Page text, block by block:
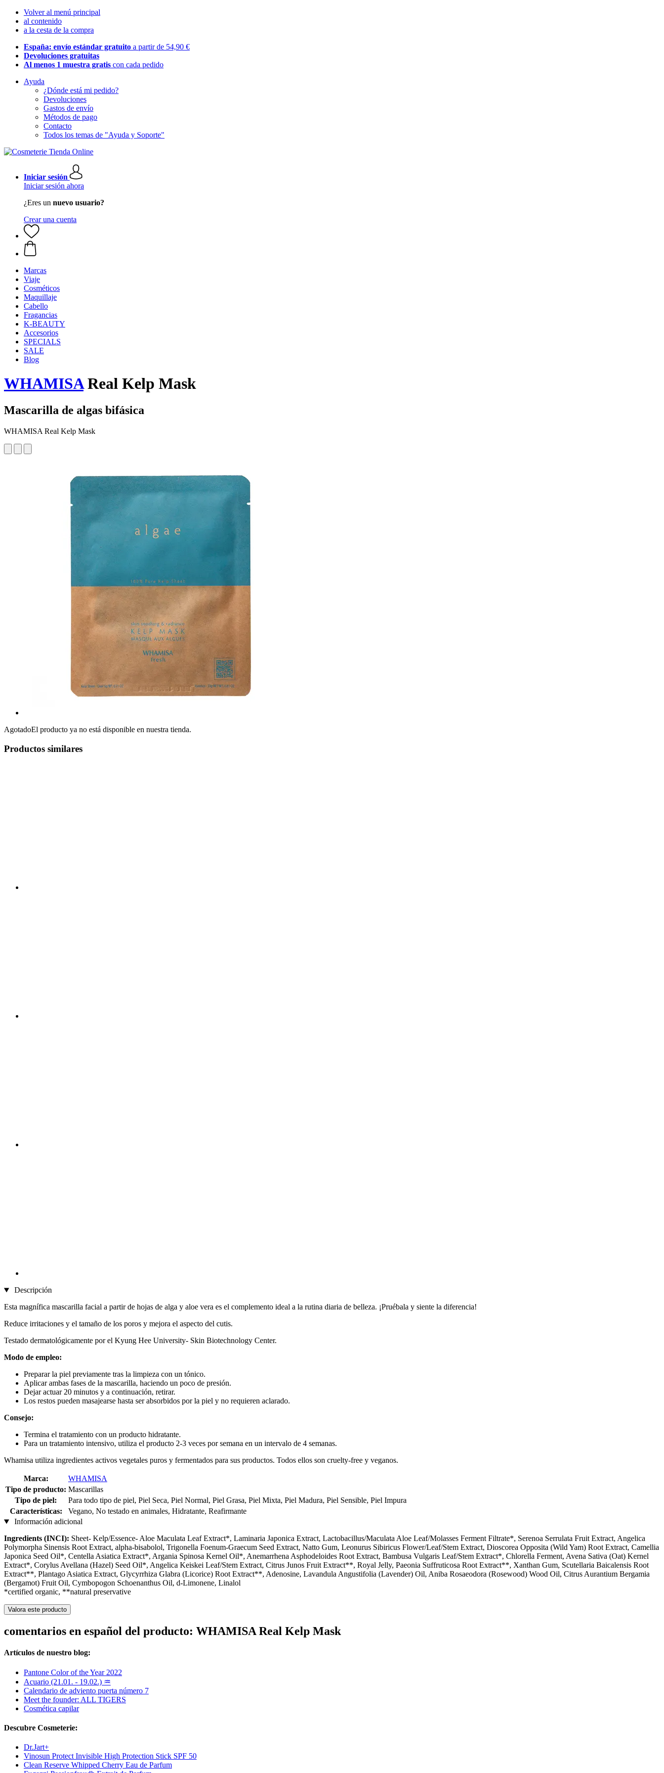
Volver al menú principal
al contenido
a la cesta de la compra
España: envío estándar gratuito a partir de 54,90 €
Devoluciones gratuitas
Al menos 1 muestra gratis con cada pedido
Ayuda
¿Dónde está mi pedido?
Devoluciones
Gastos de envío
Métodos de pago
Contacto
Todos los temas de "Ayuda y Soporte"
Iniciar sesión
Iniciar sesión ahora
¿Eres un nuevo usuario?
Crear una cuenta
Marcas
Viaje
Cosméticos
Maquillaje
Cabello
Fragancias
K-BEAUTY
Accesorios
SPECIALS
SALE
Blog
WHAMISAReal Kelp Mask
Mascarilla de algas bifásica
WHAMISA Real Kelp Mask
AgotadoEl producto ya no está disponible en nuestra tienda.
Productos similares
Descripción
Esta magnífica mascarilla facial a partir de hojas de alga y aloe vera es el complemento ideal a la rutina diaria de belleza. ¡Pruébala y siente la diferencia!
Reduce irritaciones y el tamaño de los poros y mejora el aspecto del cutis.
Testado dermatológicamente por el Kyung Hee University- Skin Biotechnology Center.
Modo de empleo:
Preparar la piel previamente tras la limpieza con un tónico.
Aplicar ambas fases de la mascarilla, haciendo un poco de presión.
Dejar actuar 20 minutos y a continuación, retirar.
Los restos pueden masajearse hasta ser absorbidos por la piel y no requieren aclarado.
Consejo:
Termina el tratamiento con un producto hidratante.
Para un tratamiento intensivo, utiliza el producto 2-3 veces por semana en un intervalo de 4 semanas.
Whamisa utiliza ingredientes activos vegetales puros y fermentados para sus productos. Todos ellos son cruelty-free y veganos.
Marca:
WHAMISA
Tipo de producto: Mascarillas
Tipo de piel:
Para todo tipo de piel, Piel Seca, Piel Normal, Piel Grasa, Piel Mixta, Piel Madura, Piel Sensible, Piel Impura
Características:
Vegano, No testado en animales, Hidratante, Reafirmante
Información adicional
Ingredients (INCI): Sheet- Kelp/Essence- Aloe Maculata Leaf Extract*, Laminaria Japonica Extract, Lactobacillus/Maculata Aloe Leaf/Molasses Ferment Filtrate*, Serenoa Serrulata Fruit Extract, Angelica
Polymorpha Sinensis Root Extract, alpha-bisabolol, Trigonella Foenum-Graecum Seed Extract, Natto Gum, Leonurus Sibiricus Flower/Leaf/Stem Extract, Dioscorea Opposita (Wild Yam) Root Extract, Camellia
Japonica Seed Oil*, Centella Asiatica Extract*, Argania Spinosa Kernel Oil*, Anemarrhena Asphodeloides Root Extract, Bambusa Vulgaris Leaf/Stem Extract*, Chlorella Ferment, Avena Sativa (Oat) Kernel
Extract*, Corylus Avellana (Hazel) Seed Oil*, Angelica Keiskei Leaf/Stem Extract, Citrus Junos Fruit Extract**, Royal Jelly, Paeonia Suffruticosa Root Extract**, Xanthan Gum, Scutellaria Baicalensis Root
Extract**, Plantago Asiatica Extract, Glycyrrhiza Glabra (Licorice) Root Extract**, Adenosine, Lavandula Angustifolia (Lavender) Oil, Aniba Rosaeodora (Rosewood) Wood Oil, Citrus Aurantium Bergamia
(Bergamot) Fruit Oil, Cymbopogon Schoenanthus Oil, d-Limonene, Linalol
*certified organic, **natural preservative
Valora este producto
comentarios en español del producto: WHAMISA Real Kelp Mask
Artículos de nuestro blog:
Pantone Color of the Year 2022
Acuario (21.01. - 19.02.) ♒
Calendario de adviento puerta número 7
Meet the founder: ALL TIGERS
Cosmética capilar
Descubre Cosmeterie:
Dr.Jart+
Vinosun Protect Invisible High Protection Stick SPF 50
Clean Reserve Whipped Cherry Eau de Parfum